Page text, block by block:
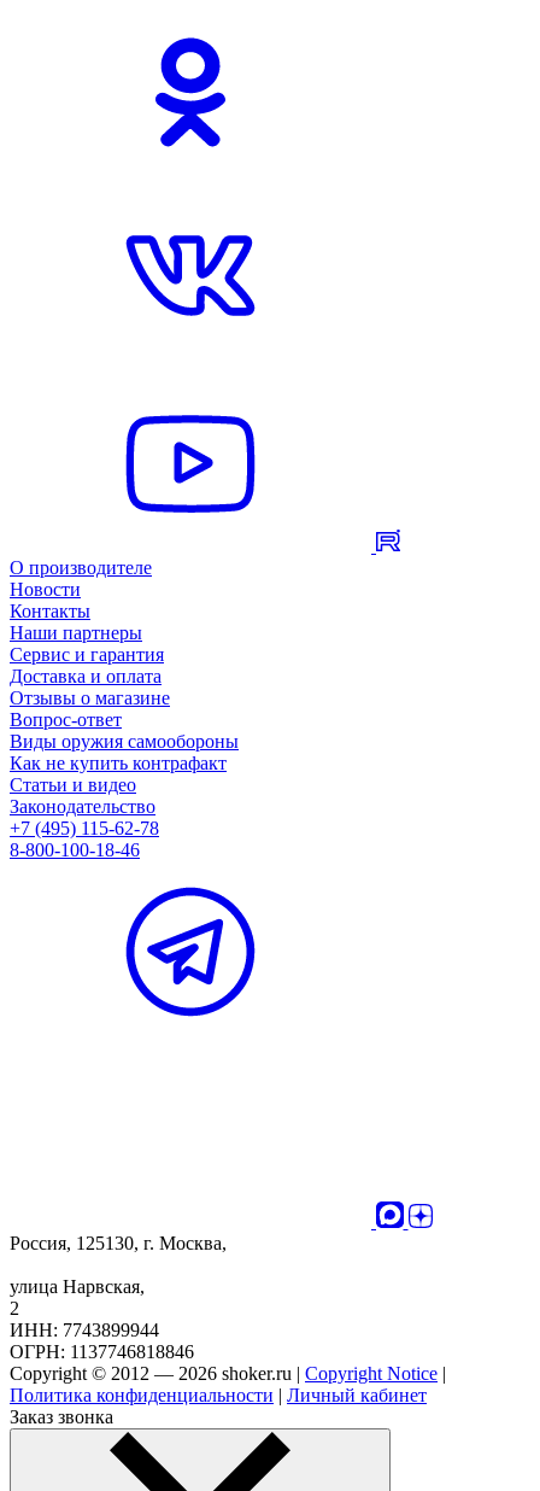
О производителе
Новости
Контакты
Наши партнеры
Сервис и гарантия
Доставка и оплата
Отзывы о магазине
Вопрос-ответ
Виды оружия самообороны
Как не купить контрафакт
Статьи и видео
Законодательство
+7 (495) 115-62-78
8-800-100-18-46
Россия, 125130, г. Москва,
улица Нарвская,
2
ИНН: 7743899944
ОГРН: 1137746818846
Copyright © 2012 — 2026 shoker.ru | Copyright Notice |
Политика конфиденциальности | Личный кабинет
Заказ звонка